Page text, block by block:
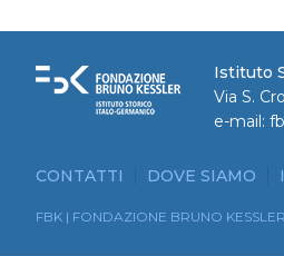
Istituto
Via S.
e-mail:
CONTATTI DOVE SIAMO
FBK | FONDAZIONE BRUNO